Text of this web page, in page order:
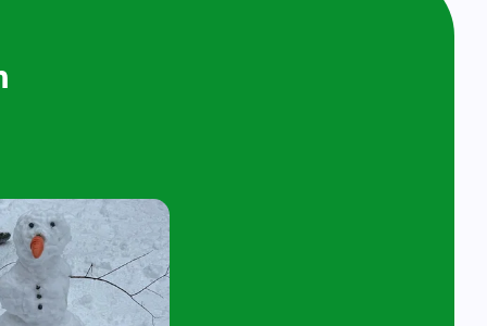
bij ons op